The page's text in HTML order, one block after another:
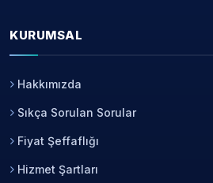
KURUMSAL
Hakkımızda
Sıkça Sorulan Sorular
Fiyat Şeffaflığı
Hizmet Şartları